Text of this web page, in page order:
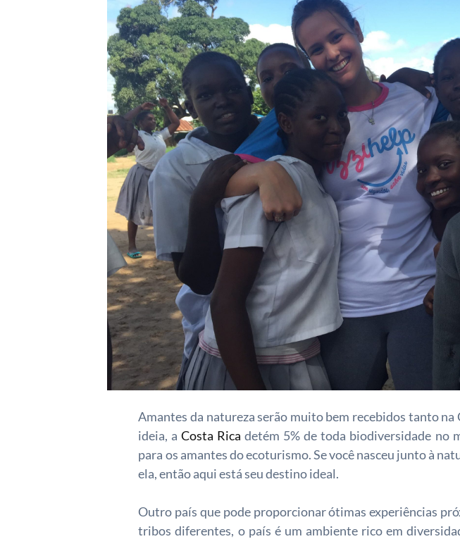
Amantes da natureza serão muito bem recebidos tanto na
ideia, aCosta Rica detém 5% de toda biodiversidade no
para os amantes do ecoturismo. Se você nasceu junto à
ela, então aqui está seu destino ideal.
Outro país que pode proporcionar ótimas experiências
tribos diferentes, o país é um ambiente rico em